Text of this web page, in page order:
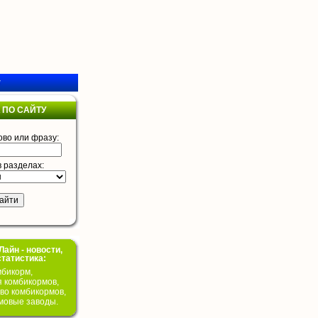
САЙТУ
или фразу:
разделах:
- новости,
комбикормов,
комбикормов,
заводы.